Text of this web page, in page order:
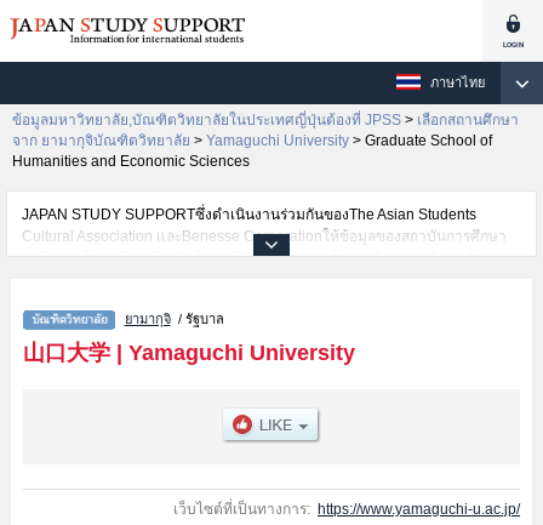
ภาษาไทย
ข้อมูลมหาวิทยาลัย,บัณฑิตวิทยาลัยในประเทศญี่ปุ่นต้องที่ JPSS > เลือกสถานศึกษา
จาก ยามากุจิบัณฑิตวิทยาลัย > Yamaguchi University > Graduate School of
Humanities and Economic Sciences
JAPAN STUDY SUPPORTซึ่งดำเนินงานร่วมกันของThe Asian Students
Cultural Association และBenesse Corporationให้ข้อมูลของสถาบันการศึกษา
ระดับมหาวิทยาลัย・บัณฑิตวิทยาลัย・วิทยาลัยระดับอนุปริญญา・วิทยาลัย
ต่างชาติเช่นHumanitiesหรือGraduate School of Humanities and Economic
SciencesหรือGraduate School of Sciences and Technology for Innovation
(Science Field)หรือMedicineหรือGraduate School of Sciences and
Veterinary MedicineหรือEast Asian StudiesหรือInnovation and Technology
ManagementหรือGraduate School of Sciences and Technology for
เป็นต้น,แนะนำสถานที่,การเดินทางเป็นต้นไว้ด้วยดังนั้นขอเชิญใช้บริการค้นหา
ยามากุจิ/ รัฐบาล
山口大学| Yamaguchi University
เว็บไซต์ที่เป็นทางการ: https://www.yamaguchi-u.ac.jp/